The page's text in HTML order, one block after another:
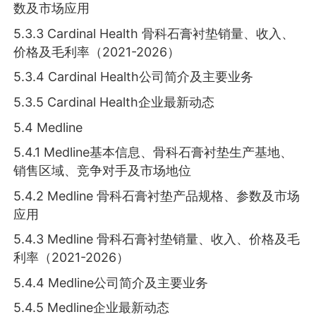
数及市场应用
5.3.3 Cardinal Health 骨科石膏衬垫销量、收入、
价格及毛利率（2021-2026）
5.3.4 Cardinal Health公司简介及主要业务
5.3.5 Cardinal Health企业最新动态
5.4 Medline
5.4.1 Medline基本信息、骨科石膏衬垫生产基地、
销售区域、竞争对手及市场地位
5.4.2 Medline 骨科石膏衬垫产品规格、参数及市场
应用
5.4.3 Medline 骨科石膏衬垫销量、收入、价格及毛
利率（2021-2026）
5.4.4 Medline公司简介及主要业务
5.4.5 Medline企业最新动态